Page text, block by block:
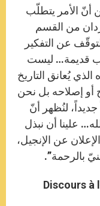
أنّ الأمر يتطلّب
من القسم
عن التفكير
قديمة… ليست
يُعانق التاريخ
أو إصلاحه بل نحن
لنُظهر أنّ
علينا أن نبذل
عن الإنجيل،
بالرحمة”.